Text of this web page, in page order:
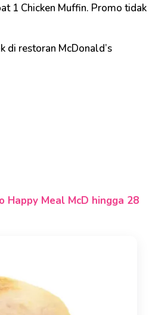
1 Chicken Muffin. Promo tidak
di restoran McDonald’s
Happy Meal McD hingga 28